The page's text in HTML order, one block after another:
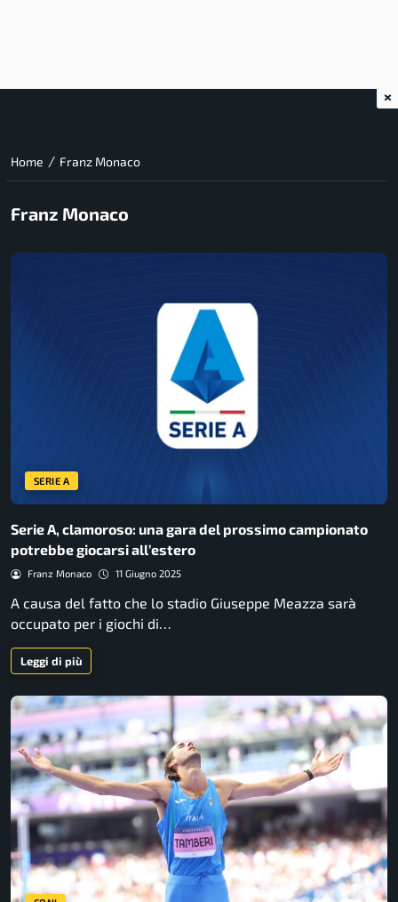
Home / Franz Monaco
Franz Monaco
SERIE A
Serie A, clamoroso: una gara del prossimo campionato
potrebbe giocarsi all’estero
Franz Monaco 11 Giugno 2025
A causa del fatto che lo stadio Giuseppe Meazza sarà
occupato per i giochi di…
Leggi di più
×